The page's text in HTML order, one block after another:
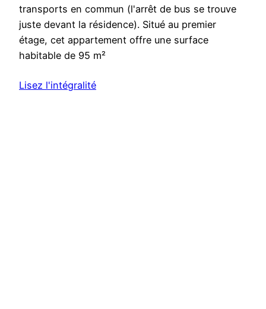
transports en commun (l'arrêt de bus se trouve
juste devant la résidence). Situé au premier
étage, cet appartement offre une surface
habitable de 95 m²
Lisez l'intégralité